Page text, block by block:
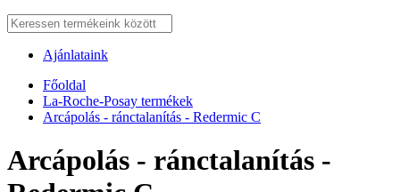
Ajánlataink
Főoldal
La-Roche-Posay termékek
Arcápolás - ránctalanítás - Redermic C
Arcápolás - ránctalanítás -